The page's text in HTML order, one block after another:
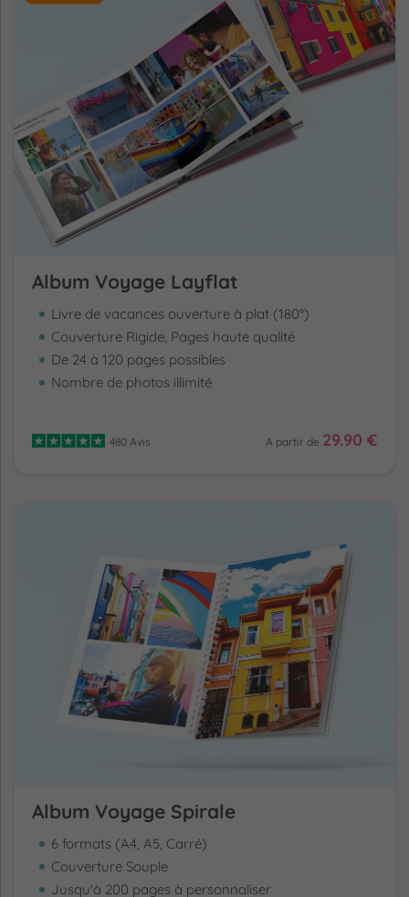
Album Voyage Layflat
Livre de vacances ouverture à plat (180°)
Couverture Rigide, Pages haute qualité
De 24 à 120 pages possibles
Nombre de photos illimité
480 Avis A partir de 29.90 €
Album Voyage Spirale
6 formats (A4, A5, Carré)
Couverture Souple
Jusqu'à 200 pages à personnaliser